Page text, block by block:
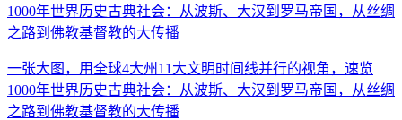
一张大图，用全球4大州11大文明时间线并行的视角，速览
1000年世界历史古典社会：从波斯、大汉到罗马帝国，从丝绸
之路到佛教基督教的大传播